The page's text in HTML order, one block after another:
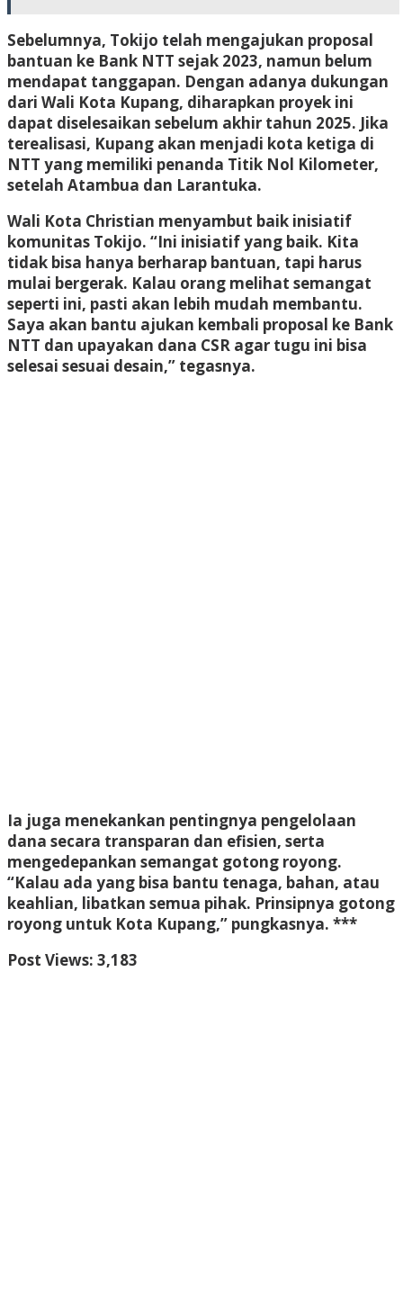
Sebelumnya, Tokijo telah mengajukan proposal
bantuan ke Bank NTT sejak 2023, namun belum
mendapat tanggapan. Dengan adanya dukungan
dari Wali Kota Kupang, diharapkan proyek ini
dapat diselesaikan sebelum akhir tahun 2025. Jika
terealisasi, Kupang akan menjadi kota ketiga di
NTT yang memiliki penanda Titik Nol Kilometer,
setelah Atambua dan Larantuka.
Wali Kota Christian menyambut baik inisiatif
komunitas Tokijo. “Ini inisiatif yang baik. Kita
tidak bisa hanya berharap bantuan, tapi harus
mulai bergerak. Kalau orang melihat semangat
seperti ini, pasti akan lebih mudah membantu.
Saya akan bantu ajukan kembali proposal ke Bank
NTT dan upayakan dana CSR agar tugu ini bisa
selesai sesuai desain,” tegasnya.
Ia juga menekankan pentingnya pengelolaan
dana secara transparan dan efisien, serta
mengedepankan semangat gotong royong.
“Kalau ada yang bisa bantu tenaga, bahan, atau
keahlian, libatkan semua pihak. Prinsipnya gotong
royong untuk Kota Kupang,” pungkasnya. ***
Post Views: 3,183